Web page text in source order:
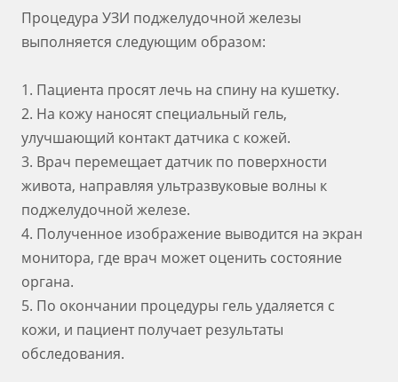
Процедура УЗИ поджелудочной железы
выполняется следующим образом:
1. Пациента просят лечь на спину на кушетку.
2. На кожу наносят специальный гель,
улучшающий контакт датчика с кожей.
3. Врач перемещает датчик по поверхности
живота, направляя ультразвуковые волны к
поджелудочной железе.
4. Полученное изображение выводится на экран
монитора, где врач может оценить состояние
органа.
5. По окончании процедуры гель удаляется с
кожи, и пациент получает результаты
обследования.